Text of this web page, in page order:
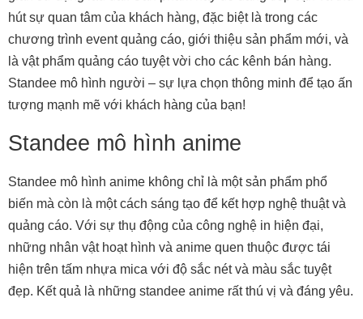
hút sự quan tâm của khách hàng, đặc biệt là trong các
chương trình event quảng cáo, giới thiệu sản phẩm mới, và
là vật phẩm quảng cáo tuyệt vời cho các kênh bán hàng.
Standee mô hình người – sự lựa chọn thông minh để tạo ấn
tượng mạnh mẽ với khách hàng của bạn!
Standee mô hình anime
Standee mô hình anime không chỉ là một sản phẩm phổ
biến mà còn là một cách sáng tạo để kết hợp nghệ thuật và
quảng cáo. Với sự thụ động của công nghệ in hiện đại,
những nhân vật hoạt hình và anime quen thuộc được tái
hiện trên tấm nhựa mica với độ sắc nét và màu sắc tuyệt
đẹp. Kết quả là những standee anime rất thú vị và đáng yêu.